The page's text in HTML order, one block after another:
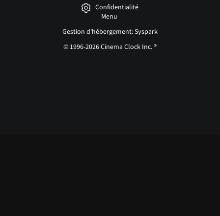
Confidentialité
Menu
Gestion d'hébergement: Syspark
© 1996-2026 Cinema Clock Inc. ®